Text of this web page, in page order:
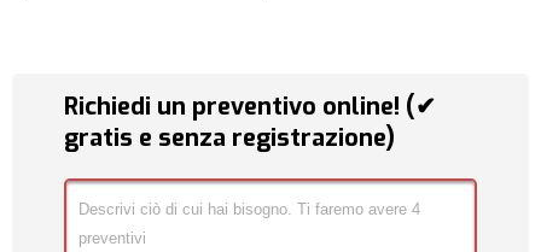
Richiedi un preventivo online! (✔
gratis e senza registrazione)